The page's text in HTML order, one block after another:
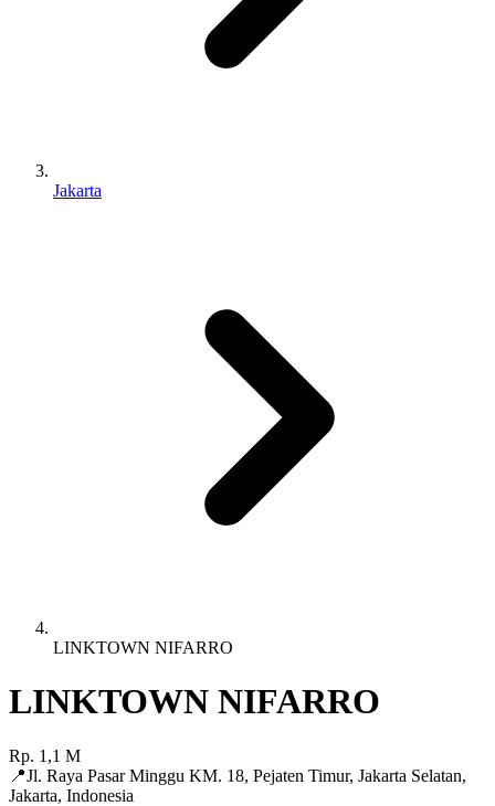
Jakarta
LINKTOWN NIFARRO
LINKTOWN NIFARRO
Rp. 1,1 M
📍Jl. Raya Pasar Minggu KM. 18, Pejaten Timur, Jakarta Selatan,
Jakarta, Indonesia